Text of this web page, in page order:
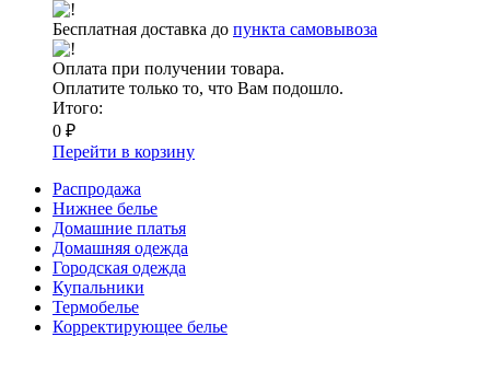
Бесплатная доставка до пункта самовывоза
Оплата при получении товара.
Оплатите только то, что Вам подошло.
Итого:
0 ₽
Перейти в корзину
Распродажа
Нижнее белье
Домашние платья
Домашняя одежда
Городская одежда
Купальники
Термобелье
Корректирующее белье